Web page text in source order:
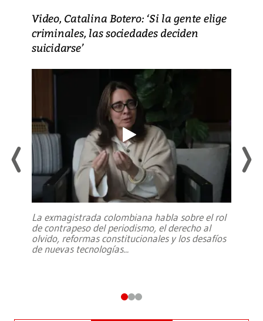
Video, Catalina Botero: ‘Si la gente elige
criminales, las sociedades deciden
suicidarse’
La exmagistrada colombiana habla sobre el rol
de contrapeso del periodismo, el derecho al
olvido, reformas constitucionales y los desafíos
de nuevas tecnologías...